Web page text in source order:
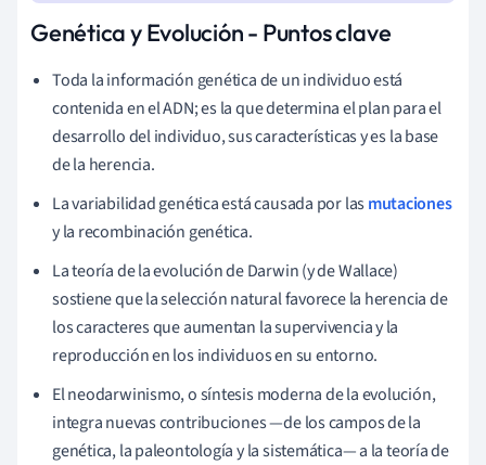
Genética y Evolución - Puntos clave
Toda la información genética de un individuo está
contenida en el ADN; es la que determina el plan para el
desarrollo del individuo, sus características y es la base
de la herencia.
La variabilidad genética está causada por lasmutaciones
y la recombinación genética.
La teoría de la evolución de Darwin (y de Wallace)
sostiene que la selección natural favorece la herencia de
los caracteres que aumentan la supervivencia y la
reproducción en los individuos en su entorno.
El neodarwinismo, o síntesis moderna de la evolución,
integra nuevas contribuciones—de los campos de la
genética, la paleontología y la sistemática—a la teoría de